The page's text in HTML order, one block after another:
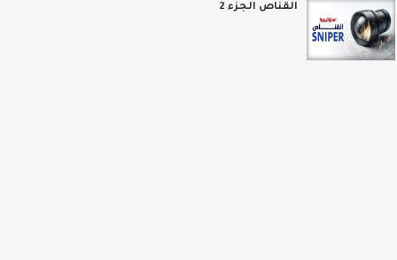
القناص الجزء 2